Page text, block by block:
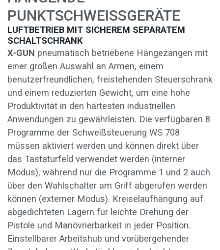
PUNKTSCHWEISSGERÄTE
LUFTBETRIEB MIT SICHEREM SEPARATEM
SCHALTSCHRANK
X-GUN pneumatisch betriebene Hängezangen mit
einer großen Auswahl an Armen, einem
benutzerfreundlichen, freistehenden Steuerschrank
und einem reduzierten Gewicht, um eine hohe
Produktivität in den härtesten industriellen
Anwendungen zu gewährleisten. Die verfügbaren 8
Programme der Schweißsteuerung WS 708
müssen aktiviert werden und können direkt über
das Tastaturfeld verwendet werden (interner
Modus), während nur die Programme 1 und 2 auch
über den Wahlschalter am Griff abgerufen werden
können (externer Modus). Kreiselaufhängung auf
abgedichteten Lagern für leichte Drehung der
Pistole und Manövrierbarkeit in jeder Position.
Einstellbarer Arbeitshub und vorübergehender